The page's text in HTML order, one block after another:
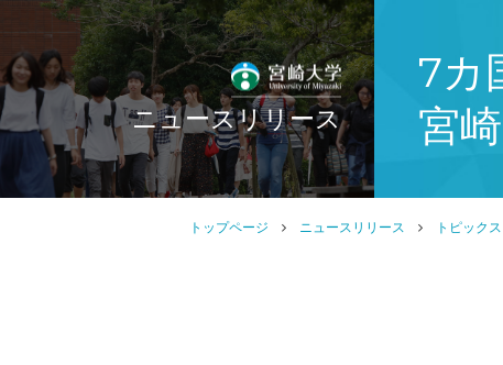
ニュースリリース
7カ
宮
トップページ ニュースリリース トピックス